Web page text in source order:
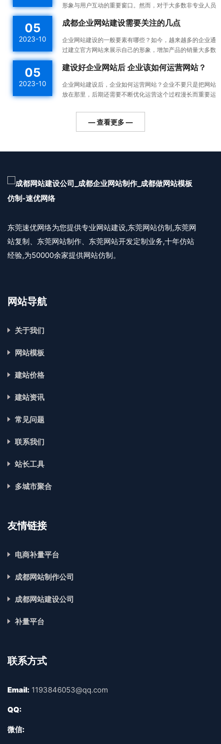
形象与用户互动的重要窗口。然而，对于大多数非专业人员
所以...
05
2023-10
成都企业网站建设需要关注的几点
企业网站建设的一般要素有哪些？如今，越来越多的企业通
过建立官方网站来展示自己的形象，增加产品的销量大多数
一件...
05
2023-10
建设好企业网站后 企业该如何运营网站？
企业网站建设后，企业如何运营网站？企业不要只是把网站
放在那里，后期还需要不断优化运营这个过程漫长而重要运
助更...
— 查看更多 —
东莞速优网络为您提供专业网站建设,东莞网站仿制,东莞网
站复制、东莞网站制作、东莞网站开发定制业务,十年仿站
经验,为50000余家提供网站仿制。
网站导航
关于我们
网站模板
建站价格
建站资讯
常见问题
联系我们
站长工具
多城市聚合
友情链接
电商补量平台
成都网站制作公司
成都网站建设公司
补量平台
联系方式
Email: 1193846053@qq.com
QQ:
微信: